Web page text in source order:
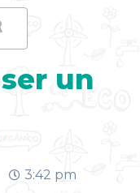
un
3:42 pm